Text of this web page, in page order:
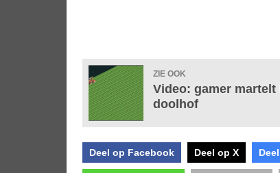
ZIE OOK
Video: gamer
doolhof
Deel op Facebook Deel op X